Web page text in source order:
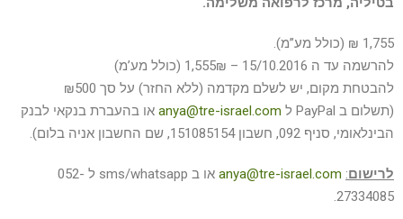
1,755 ₪ (כולל מע”מ).
להרשמה עד ה 15/10.2016 – 1,555₪ (כולל מע’מ)
להבטחת מקום, יש לשלם מקדמה (ללא החזר) על סך ₪500
(תשלום ב PayPal ל
anya@tre-israel.com או בהעברת בנקאי לבנק
הבינלאומי, סניף 092, חשבון 151085154, שם החשבון אניה בלום).
לרישום:
anya@tre-israel.com
או ב sms/whatsapp ל 052-
27334085.